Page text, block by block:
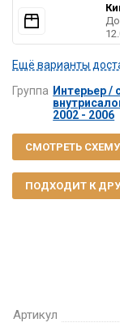
Артикул
Ещё варианты
Группа Интерьер /
2002 - 2006
СМОТРЕТЬ
ПОДХОДИТ К